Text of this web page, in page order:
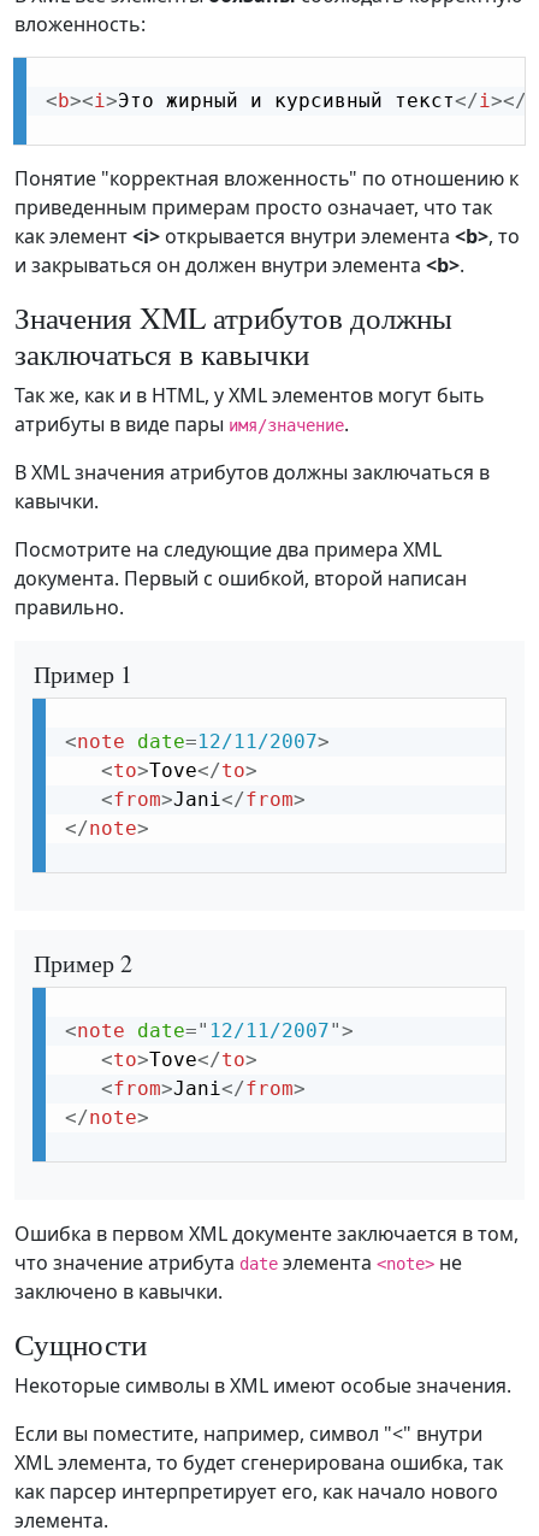
вложенность:
< b><i>Это жирный и курсивный текст</i></
Понятие "корректная вложенность" по отношению к
приведенным примерам просто означает, что так
как элемент<i> открывается внутри элемента <b>, то
и закрываться он должен внутри элемента <b>.
Значения XML атрибутов должны
заключаться в кавычки
Так же, как и в HTML, у XML элементов могут быть
атрибуты в виде пары имя/значение.
В XML значения атрибутов должны заключаться в
кавычки.
Посмотрите на следующие два примера XML
документа. Первый с ошибкой, второй написан
правильно.
Пример 1
<note date=12/11/2007>
<to>Tove</to>
<from>Jani</from>
</note>
Пример 2
<note date=" 12/11/2007">
<to>Tove</to>
<from>Jani</from>
</note>
Ошибка в первом XML документе заключается в том,
что значение атрибута date элемента <note> не
заключено в кавычки.
Сущности
Некоторые символы в XML имеют особые значения.
Если вы поместите, например, символ "<" внутри
XML элемента, то будет сгенерирована ошибка, так
как парсер интерпретирует его, как начало нового
элемента.